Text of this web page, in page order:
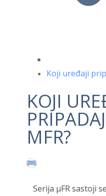
Koji uređaji
KOJI
ΜFR?
Serija μFR sastoji